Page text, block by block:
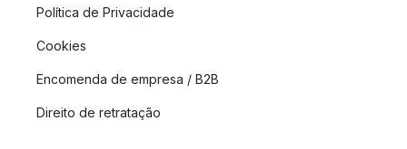
Política de Privacidade
Cookies
Encomenda de empresa / B2B
Direito de retratação